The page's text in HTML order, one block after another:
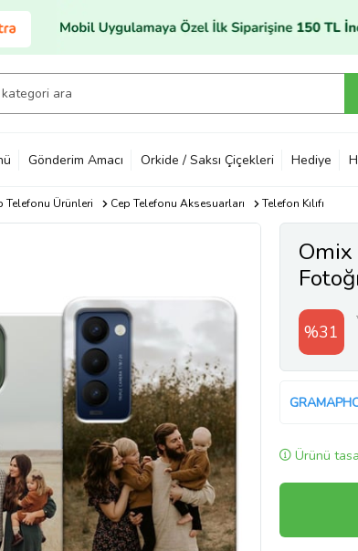
Gönderim Amacı Orkide / Saksı Çiçekleri Hediye
Telefonu Ürünleri Cep Telefonu Aksesuarları Telefon Kılıfı
%31
Ürünü